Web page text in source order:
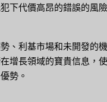
下代價高昂的錯誤的風
、利基市場和未開發的
增長領域的寶貴信息，
勢。